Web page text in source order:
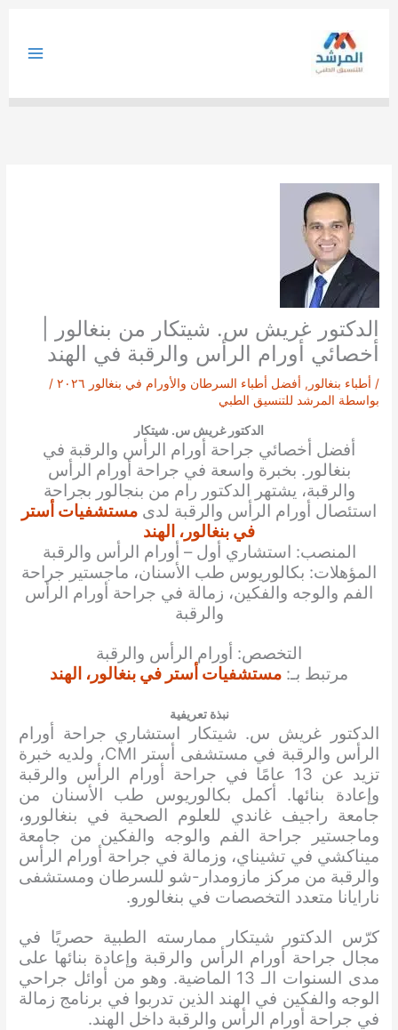
الدكتور غريش س. شيتكار من بنغالور |
أخصائي أورام الرأس والرقبة في الهند
/ أطباء بنغالور , أفضل أطباء السرطان والأورام في بنغالور ٢٠٢٦
/
بواسطة المرشد للتنسيق الطبي
الدكتور غريش س. شيتكار
أفضل أخصائي جراحة أورام الرأس والرقبة في
بنغالور. بخبرة واسعة في جراحة أورام الرأس
والرقبة، يشتهر الدكتور رام من بنجالور بجراحة
استئصال أورام الرأس والرقبة لدى مستشفيات أستر
في بنغالور، الهند
المنصب: استشاري أول – أورام الرأس والرقبة
المؤهلات: بكالوريوس طب الأسنان، ماجستير جراحة
الفم والوجه والفكين، زمالة في جراحة أورام الرأس
والرقبة
التخصص: أورام الرأس والرقبة
مرتبط بـ: مستشفيات أستر في بنغالور، الهند
نبذة تعريفية
الدكتور غريش س. شيتكار استشاري جراحة أورام
الرأس والرقبة في مستشفى أستر CMI، ولديه خبرة
تزيد عن 13 عامًا في جراحة أورام الرأس والرقبة
وإعادة بنائها. أكمل بكالوريوس طب الأسنان من
جامعة راجيف غاندي للعلوم الصحية في بنغالورو،
وماجستير جراحة الفم والوجه والفكين من جامعة
ميناكشي في تشيناي، وزمالة في جراحة أورام الرأس
والرقبة من مركز مازومدار-شو للسرطان ومستشفى
نارايانا متعدد التخصصات في بنغالورو.
كرّس الدكتور شيتكار ممارسته الطبية حصريًا في
مجال جراحة أورام الرأس والرقبة وإعادة بنائها على
مدى السنوات الـ 13 الماضية. وهو من أوائل جراحي
الوجه والفكين في الهند الذين تدربوا في برنامج زمالة
في جراحة أورام الرأس والرقبة داخل الهند.